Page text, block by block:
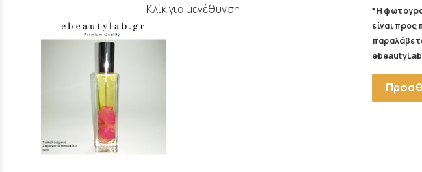
Κλίκ για μεγέθυνση
*Η
είναι